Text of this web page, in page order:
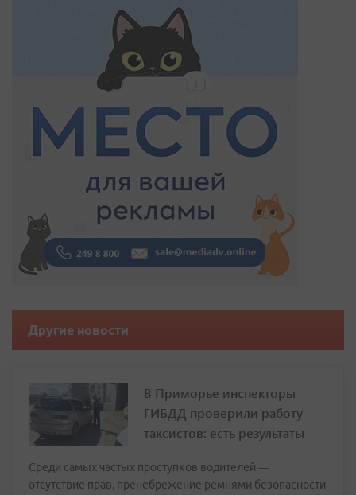
Другие новости
В Приморье инспекторы
ГИБДД проверили работу
таксистов: есть результаты
Среди самых частых проступков водителей —
отсутствие прав, пренебрежение ремнями безопасности